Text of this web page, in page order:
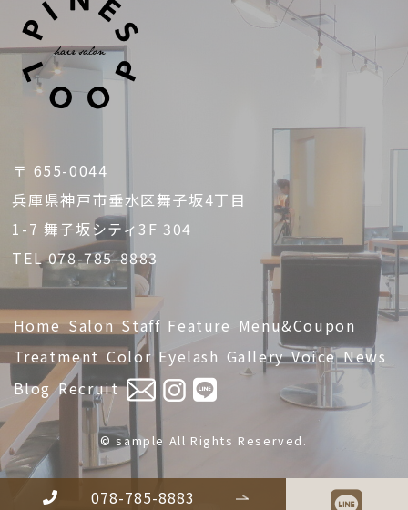
078-785-8883
〒 655-0044
兵庫県神戸市垂水区舞子坂4丁目
1-7 舞子坂シティ3F 304
TEL 078-785-8883
Home Salon Staff Feature Menu&Coupon
Treatment Color Eyelash Gallery Voice News
Blog Recruit
© sample All Rights Reserved.